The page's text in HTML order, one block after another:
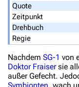
Von A
Datei
Quote
Zeitpunkt
Drehbuch
Regie
Nachdem SG-1 von
Doktor Fraisersie
außer Gefecht.